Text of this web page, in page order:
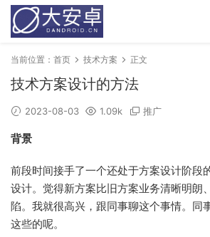
当前位置： 首页 技术方案 正文
技术方案设计的方法
2023-08-03 1.09k 推广
背景
前段时间接手了一个还处于方案设计阶段
设计。觉得新方案比旧方案业务清晰明朗
陷。我就很高兴，跟同事聊这个事情。同
这些的呢。